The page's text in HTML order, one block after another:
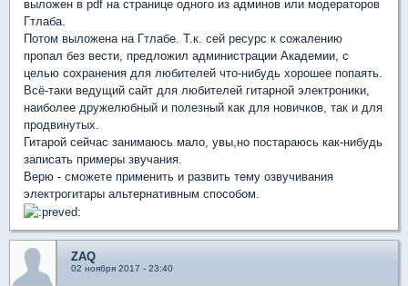
выложен в pdf на странице одного из админов или модераторов
Гтлаба.
Потом выложена на Гтлабе. Т.к. сей ресурс к сожалению
пропал без вести, предложил администрации Академии, с
целью сохранения для любителей что-нибудь хорошее попаять.
Всё-таки ведущий сайт для любителей гитарной электроники,
наиболее дружелюбный и полезный как для новичков, так и для
продвинутых.
Гитарой сейчас занимаюсь мало, увы,но постараюсь как-нибудь
записать примеры звучания.
Верю - сможете применить и развить тему озвучивания
электрогитары альтернативным способом.
ZAQ
02 ноября 2017 - 23:40